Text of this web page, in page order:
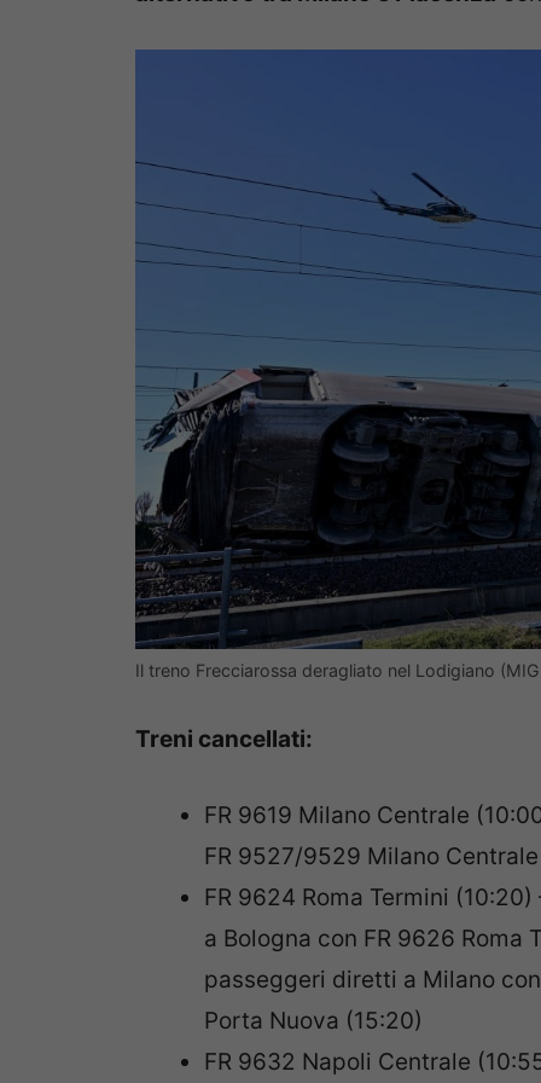
Il treno Frecciarossa deragliato nel Lodigiano
Treni cancellati:
FR 9619 Milano Centrale
FR 9527/9529 Milano
FR 9624 Roma Termini
a Bologna con FR 9626 Roma
passeggeri diretti a Milano
Porta Nuova (15:20)
FR 9632 Napoli Centrale